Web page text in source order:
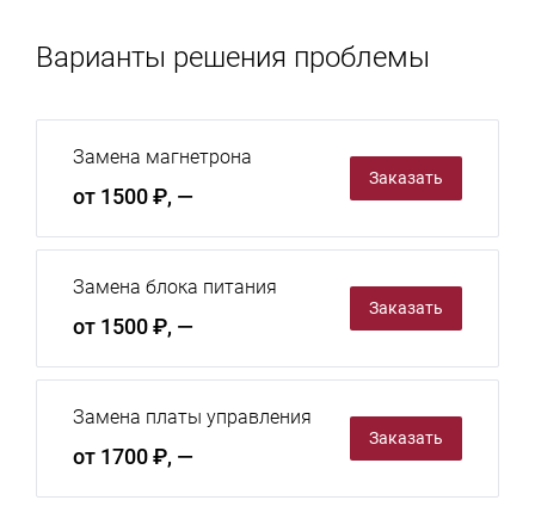
Варианты решения проблемы
Замена магнетрона
от 1500 ₽, —
Заказать
Замена блока питания
от 1500 ₽, —
Заказать
Замена платы управления
от 1700 ₽, —
Заказать